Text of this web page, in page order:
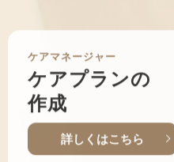
ケアプランの
作成
詳しくはこちら